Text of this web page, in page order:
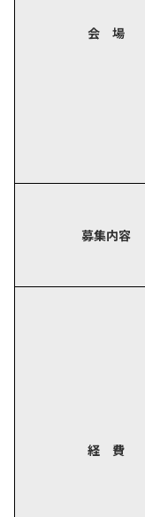
会 場
募集内容
経 費